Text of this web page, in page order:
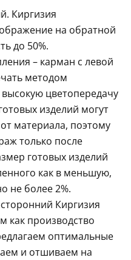
Киргизия
на обратной
до 50%.
– карман с левой
методом
цветопередачу
изделий могут
материала, поэтому
только после
готовых изделий
как в меньшую,
не более 2%.
Киргизия
как производство
оптимальные
и отшиваем на